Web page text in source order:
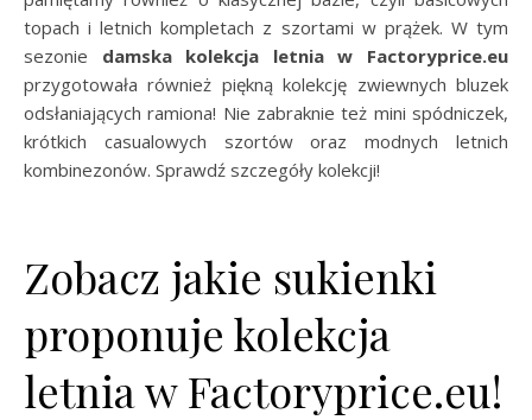
topach i letnich kompletach z szortami w prążek. W tym
sezonie damska kolekcja letnia w Factoryprice.eu
przygotowała również piękną kolekcję zwiewnych bluzek
odsłaniających ramiona! Nie zabraknie też mini spódniczek,
krótkich casualowych szortów oraz modnych letnich
kombinezonów. Sprawdź szczegóły kolekcji!
Zobacz jakie sukienki
proponuje kolekcja
letnia w Factoryprice.eu!